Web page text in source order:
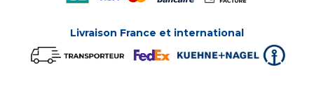
Livraison France et international